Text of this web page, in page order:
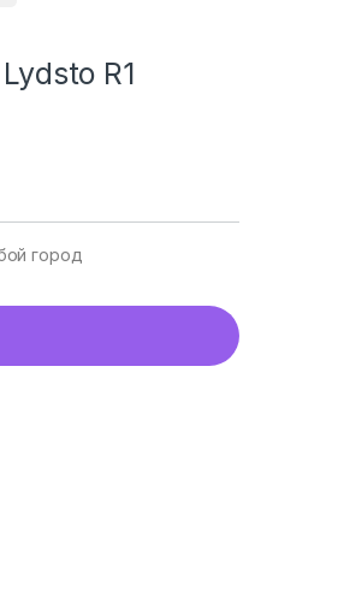
R1
город